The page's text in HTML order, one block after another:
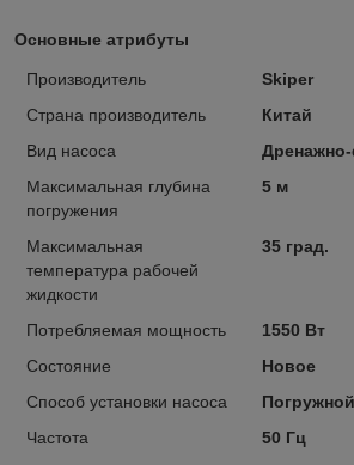
Основные атрибуты
Производитель
Skiper
Страна производитель
Китай
Вид насоса
Максимальная глубина
погружения
5 м
Максимальная
температура рабочей
жидкости
35 град.
Потребляемая мощность
1550 Вт
Состояние
Новое
Способ установки насоса
Погружной
Частота
50 Гц